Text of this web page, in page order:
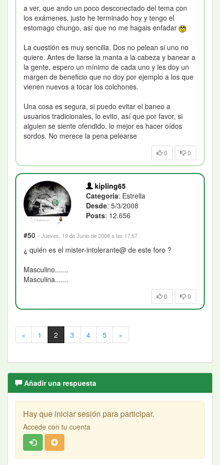
a ver, que ando un poco desconectado del tema con
los exámenes, justo he terminado hoy y tengo el
estomago chungo, así que no me hagais enfadar
La cuestión es muy sencilla. Dos no pelean si uno no
quiere. Antes de liarse la manta a la cabeza y banear a
la gente, espero un mínimo de cada uno y les doy un
margen de beneficio que no doy por ejemplo a los que
vienen nuevos a tocar los colchones.
Una cosa es segura, si puedo evitar el baneo a
usuarios tradicionales, lo evito, así que por favor, si
alguien se siente ofendido, lo mejor es hacer oídos
sordos. No merece la pena pelearse
0 0
kipling65
Categoría: Estrella
Desde: 5/3/2008
Posts: 12.656
#50 · Jueves, 19 de Junio de 2008 a las 17:57
¿ quién es el mister-intolerante@ de este foro ?
Masculino.......
Masculina.......
0 0
« 1 2 3 4 5 »
Añadir una respuesta
Hay que iniciar sesión para participar.
Accede con tu cuenta